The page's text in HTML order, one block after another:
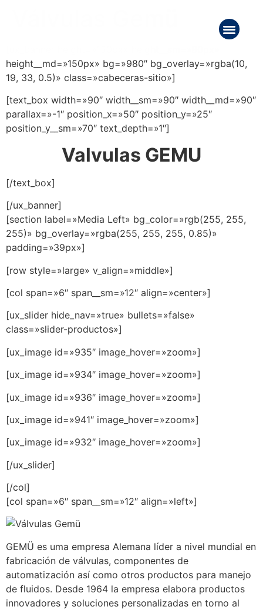
height__md=»150px» bg=»980″ bg_overlay=»rgba(10,
19, 33, 0.5)» class=»cabeceras-sitio»]
[text_box width=»90″ width__sm=»90″ width__md=»90″
parallax=»-1″ position_x=»50″ position_y=»25″
position_y__sm=»70″ text_depth=»1″]
Valvulas GEMU
[/text_box]
[/ux_banner]
[section label=»Media Left» bg_color=»rgb(255, 255,
255)» bg_overlay=»rgba(255, 255, 255, 0.85)»
padding=»39px»]
[row style=»large» v_align=»middle»]
[col span=»6″ span__sm=»12″ align=»center»]
[ux_slider hide_nav=»true» bullets=»false»
class=»slider-productos»]
[ux_image id=»935″ image_hover=»zoom»]
[ux_image id=»934″ image_hover=»zoom»]
[ux_image id=»936″ image_hover=»zoom»]
[ux_image id=»941″ image_hover=»zoom»]
[ux_image id=»932″ image_hover=»zoom»]
[/ux_slider]
[/col]
[col span=»6″ span__sm=»12″ align=»left»]
GEMÜ es uma empresa Alemana líder a nivel mundial en
fabricación de válvulas, componentes de
automatización así como otros productos para manejo
de fluidos. Desde 1964 la empresa elabora productos
innovadores y soluciones personalizadas en torno al